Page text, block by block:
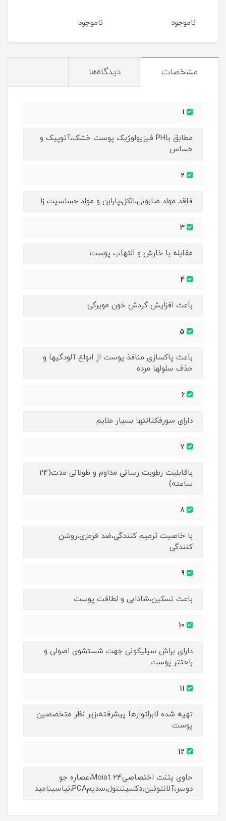
ناموجود ناموجود
مشخصات دیدگاه‌ها
مطابق باPH فیزیولوژیک پوست خشک،آتوپیک و
حساس
فاقد مواد صابونی،الکل،پارابن و مواد حساسیت زا
مقابله با خارش و التهاب پوست
باعث افزایش گردش خون مویرگی
باعث پاکسازی منافذ پوست از انواع آلودگیها و
حذف سلولها مرده
دارای سورفکتانتها بسیار ملایم
باقابلیت رطوبت رسانی مداوم و طولانی مدت(24
ساعته)
با خاصیت ترمیم کنندگی،ضد قرمزی،روشن
کنندگی
باعث تسکین،شادابی و لطافت پوست
دارای براش سیلیکونی جهت شستشوی اصولی و
راحتتر پوست
تهیه شده لابراتوارها پیشرفته،زیر نظر متخصصین
پوست
حاوی پتنت اختصاصیMoist 24،عصاره جو
دوسر،آلانتوئین،دکسپنتنول،سدیمPCA،نیاسینامید